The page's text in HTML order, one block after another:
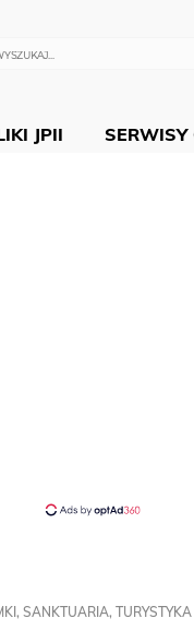
JPII SERWISY
SANKTUARIA,